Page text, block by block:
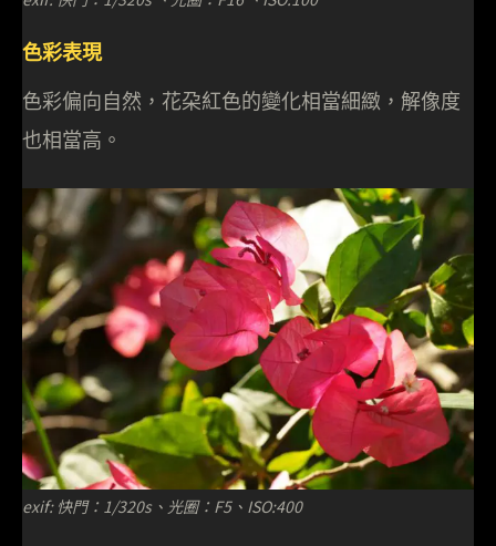
色彩表現
色彩偏向自然，花朶紅色的變化相當細緻，解像度
也相當高。
exif: 快門：1/320s、光圈：F5、ISO:400